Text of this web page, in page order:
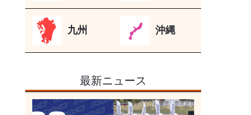
九州 沖縄
最新ニュース